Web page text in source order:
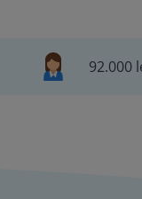
92.000